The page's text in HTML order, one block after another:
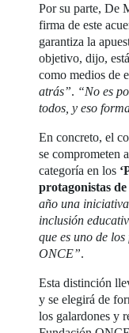
Por su parte, De
firma de este
garantiza la
objetivo, dijo,
como medios de
atrás”. “No es
todos, y eso
En concreto, el
se comprometen
categoría en los
protagonistas de
año una
inclusión
que es uno de
ONCE”.
Esta distinción
y se elegirá de
los galardones y